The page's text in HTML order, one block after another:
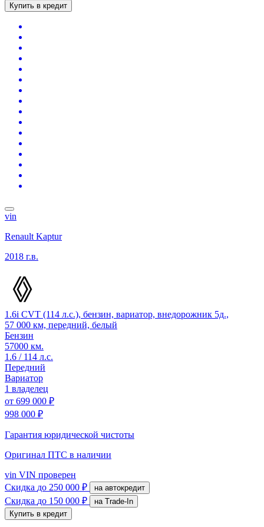
Купить в кредит
vin
Renault Kaptur
2018 г.в.
1.6i CVT (114 л.с.), бензин, вариатор, внедорожник 5д.,
57 000 км, передний, белый
Бензин
57000 км.
1.6 / 114 л.с.
Передний
Вариатор
1 владелец
от 699 000 ₽
998 000 ₽
Гарантия юридической чистоты
Оригинал ПТС в наличии
vin VIN проверен
Скидка до 250 000 ₽ на автокредит
Скидка до 150 000 ₽
на Trade-In
Купить в кредит